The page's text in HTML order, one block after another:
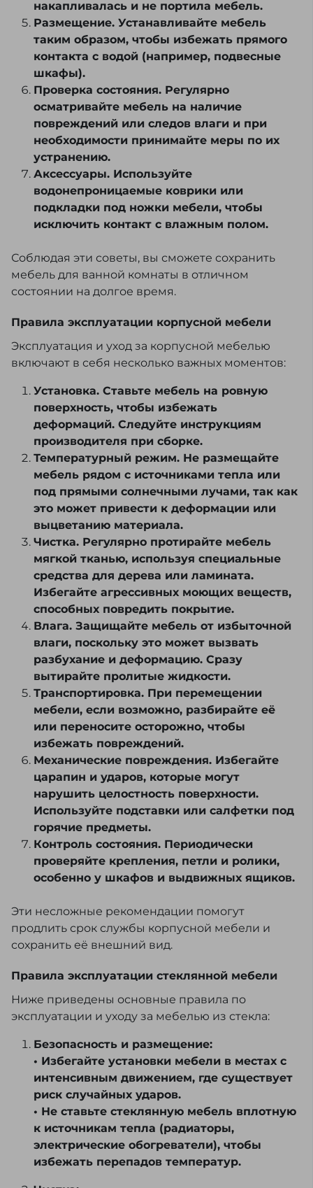
накапливалась и не портила мебель.
Размещение. Устанавливайте мебель
таким образом, чтобы избежать прямого
контакта с водой (например, подвесные
шкафы).
Проверка состояния. Регулярно
осматривайте мебель на наличие
повреждений или следов влаги и при
необходимости принимайте меры по их
устранению.
Аксессуары. Используйте
водонепроницаемые коврики или
подкладки под ножки мебели, чтобы
исключить контакт с влажным полом.
Соблюдая эти советы, вы сможете сохранить
мебель для ванной комнаты в отличном
состоянии на долгое время.
Правила эксплуатации корпусной мебели
Эксплуатация и уход за корпусной мебелью
включают в себя несколько важных моментов:
Установка. Ставьте мебель на ровную
поверхность, чтобы избежать
деформаций. Следуйте инструкциям
производителя при сборке.
Температурный режим. Не размещайте
мебель рядом с источниками тепла или
под прямыми солнечными лучами, так как
это может привести к деформации или
выцветанию материала.
Чистка. Регулярно протирайте мебель
мягкой тканью, используя специальные
средства для дерева или ламината.
Избегайте агрессивных моющих веществ,
способных повредить покрытие.
Влага. Защищайте мебель от избыточной
влаги, поскольку это может вызвать
разбухание и деформацию. Сразу
вытирайте пролитые жидкости.
Транспортировка. При перемещении
мебели, если возможно, разбирайте её
или переносите осторожно, чтобы
избежать повреждений.
Механические повреждения. Избегайте
царапин и ударов, которые могут
нарушить целостность поверхности.
Используйте подставки или салфетки под
горячие предметы.
Контроль состояния. Периодически
проверяйте крепления, петли и ролики,
особенно у шкафов и выдвижных ящиков.
Эти несложные рекомендации помогут
продлить срок службы корпусной мебели и
сохранить её внешний вид.
Правила эксплуатации стеклянной мебели
Ниже приведены основные правила по
эксплуатации и уходу за мебелью из стекла:
Безопасность и размещение:
• Избегайте установки мебели в местах с
интенсивным движением, где существует
риск случайных ударов.
• Не ставьте стеклянную мебель вплотную
к источникам тепла (радиаторы,
электрические обогреватели), чтобы
избежать перепадов температур.